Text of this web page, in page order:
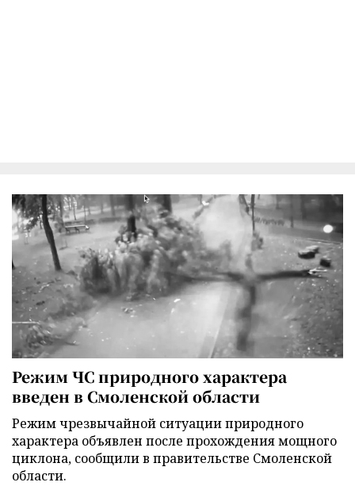
Режим ЧС природного характера
введен в Смоленской области
Режим чрезвычайной ситуации природного
характера объявлен после прохождения мощного
циклона, сообщили в правительстве Смоленской
области.